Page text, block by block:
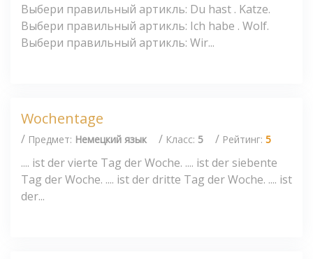
Выбери правильный артикль: Du hast . Katze.
Выбери правильный артикль: Ich habe . Wolf.
Выбери правильный артикль: Wir...
Wochentage
/ Предмет: Немецкий язык / Класс: 5 / Рейтинг: 5
.... ist der vierte Tag der Woche. .... ist der siebente
Tag der Woche. .... ist der dritte Tag der Woche. .... ist
der...